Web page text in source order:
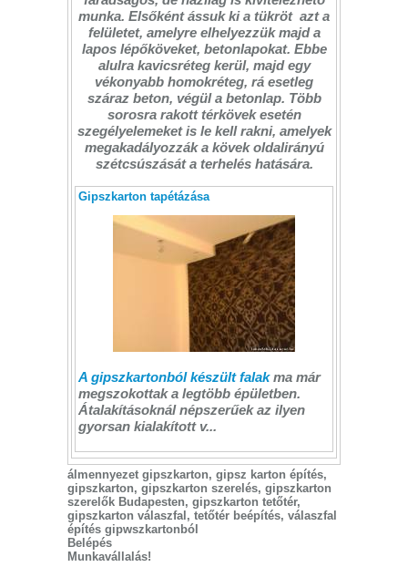
munka. Elsőként ássuk ki a tükröt  azt a
felületet, amelyre elhelyezzük majd a
lapos lépőköveket, betonlapokat. Ebbe
alulra kavicsréteg kerül, majd egy
vékonyabb homokréteg, rá esetleg
száraz beton, végül a betonlap. Több
sorosra rakott térkövek esetén
szegélyelemeket is le kell rakni, amelyek
megakadályozzák a kövek oldalirányú
szétcsúszását a terhelés hatására.
Gipszkarton tapétázása
A gipszkartonból készült falakma már
megszokottak a legtöbb épületben.
Átalakításoknál népszerűek az ilyen
gyorsan kialakított v...
álmennyezet gipszkarton, gipsz karton építés,
gipszkarton, gipszkarton szerelés, gipszkarton
szerelők Budapesten, gipszkarton tetőtér,
gipszkarton válaszfal, tetőtér beépítés, válaszfal
építés gipwszkartonból
Belépés
Munkavállalás!